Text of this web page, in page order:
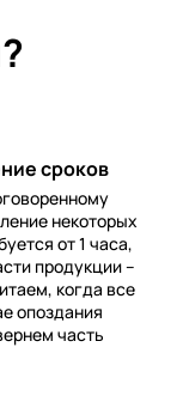
сроков
некоторых
от 1 часа,
продукции –
когда все
опоздания
часть